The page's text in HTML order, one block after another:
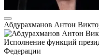
Абдурахманов Антон
Исполнение функций
Федерации